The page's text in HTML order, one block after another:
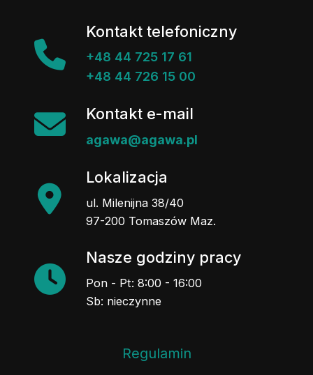
Kontakt telefoniczny
+48 44 725 17 61
+48 44 726 15 00
Kontakt e-mail
agawa@agawa.pl
Lokalizacja
ul. Milenijna 38/40
97-200 Tomaszów Maz.
Nasze godziny pracy
Pon - Pt: 8:00 - 16:00
Sb: nieczynne
Regulamin